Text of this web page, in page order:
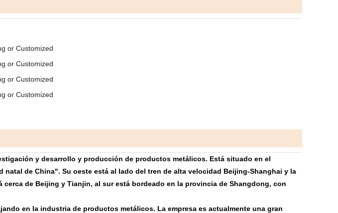
y desarrollo y producción de productos metálicos. Está situado en el
de China". Su oeste está al lado del tren de alta velocidad Beijing-Shanghai y la
de Beijing y Tianjin, al sur está bordeado en la provincia de Shangdong, con
en la industria de productos metálicos. La empresa es actualmente una gran